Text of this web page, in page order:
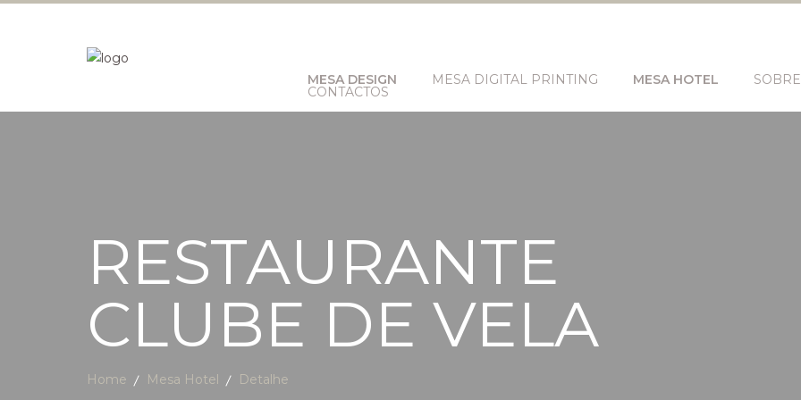
MESA DESIGN MESA DIGITAL PRINTING MESA HOTEL
CONTACTOS
RESTAURANTE
CLUBE DE VELA
Home Mesa Hotel Detalhe